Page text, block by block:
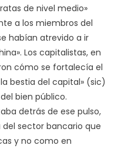
de nivel medio»
a los miembros del
habían atrevido a ir
Los capitalistas, en
cómo se fortalecía el
bestia del capital» (sic)
bien público.
detrás de ese pulso,
del sector bancario que
y no como en